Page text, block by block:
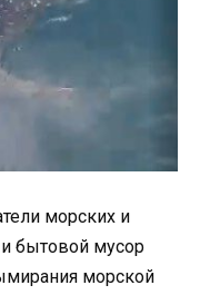
морских и
бытовой мусор
морской